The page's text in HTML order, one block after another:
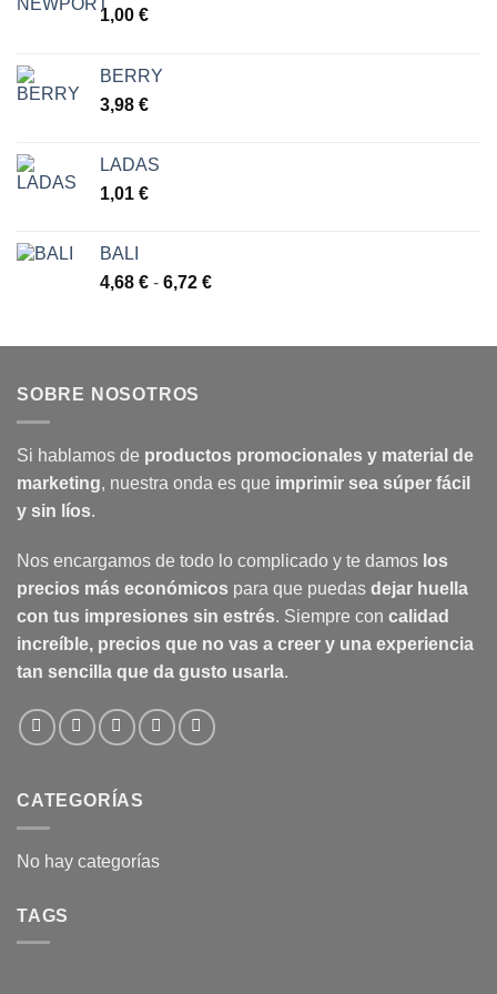
1,00 €
BERRY
3,98 €
LADAS
1,01 €
BALI
4,68 € - 6,72 €Rango
desde
SOBRE NOSOTROS
Si hablamos de productos promocionales y material de
marketing, nuestra onda es que imprimir sea súper fácil
y sin líos.
Nos encargamos de todo lo complicado y te damos los
precios más económicos para que puedas dejar huella
con tus impresiones sin estrés. Siempre con calidad
increíble, precios que no vas a creer y una experiencia
tan sencilla que da gusto usarla.
CATEGORÍAS
No hay categorías
TAGS